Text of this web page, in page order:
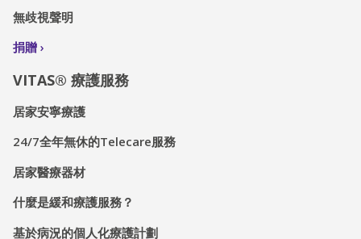
無歧視聲明
捐贈
VITAS® 療護服務
居家安寧療護
24/7全年無休的Telecare服務
居家醫療器材
什麼是緩和療護服務？
基於病況的個人化療護計劃